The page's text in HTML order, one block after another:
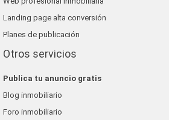
Landing page alta conversión
Planes de publicación
Otros servicios
Publica tu anuncio gratis
Blog inmobiliario
Foro inmobiliario